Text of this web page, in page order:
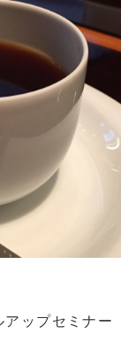
ップセミナー